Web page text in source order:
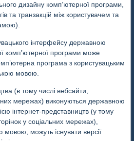
дизайну комп’ютерної програми,
та транзакцій між користувачем та
інтерфейсу державною
комп’ютерної програми може
програма з користувацьким
мовою.
(в тому числі вебсайти,
мережах) виконуються державною
інтернет-представництв (у тому
у соціальних мережах),
можуть існувати версії